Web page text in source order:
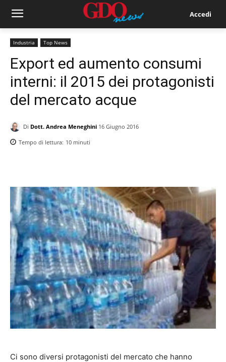
Accedi
Industria Top News
Export ed aumento consumi
interni: il 2015 dei protagonisti
del mercato acque
Di Dott. Andrea Meneghini 16 Giugno 2016
Tempo di lettura: 10 minuti
Ci sono diversi protagonisti del mercato che hanno